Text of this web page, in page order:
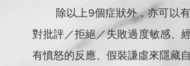
對批評／拒絕／失敗過度敏感、
有憤怒的反應、假裝謙虛來隱藏